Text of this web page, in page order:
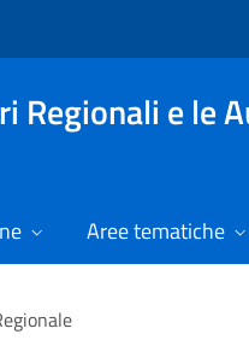
Regionali e le
Aree tematiche